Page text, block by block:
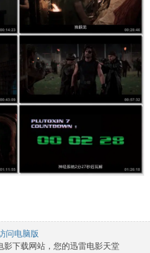
问电脑版
下载网站，您的迅雷电影天堂